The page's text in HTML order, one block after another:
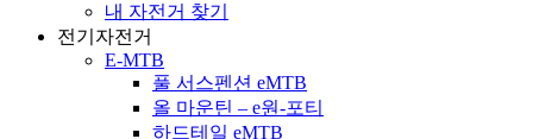
내 자전거 찾기
전기자전거
E-MTB
풀 서스펜션 eMTB
올 마운틴 – e원-포티
하드테일 eMTB